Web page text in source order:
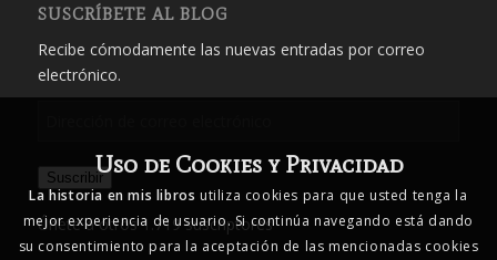
SUSCRÍBETE AL BLOG
Recibe cómodamente las nuevas entradas por correo
electrónico.
correo
electrónico
Suscribir
Únete a otros 1.719 suscriptores
Uso de Cookies y Privacidad
La historia en mis libros utiliza cookies para que usted tenga la
mejor experiencia de usuario. Si continúa navegando está dando
su consentimiento para la aceptación de las mencionadas cookies